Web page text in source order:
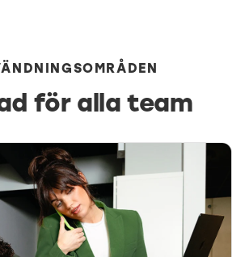
för alla team